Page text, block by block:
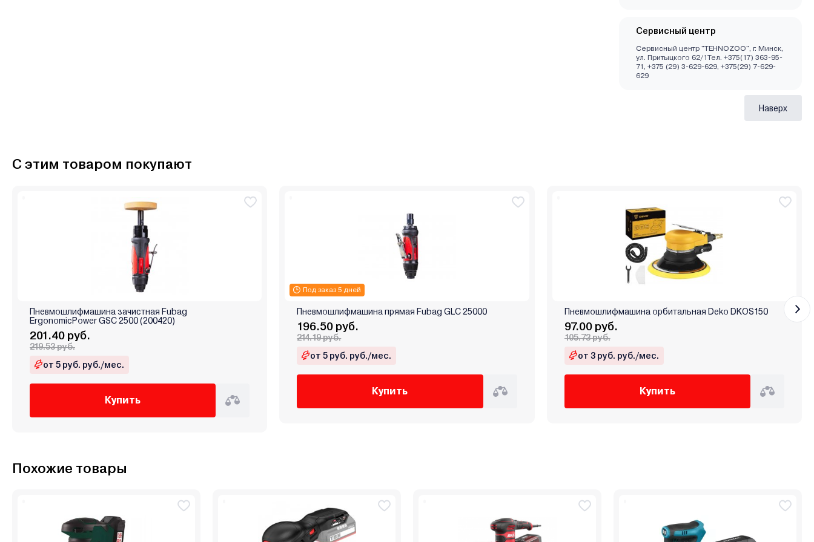
Сервисный центр
Сервисный центр "TEHNOZOO", г. Минск,
ул. Притыцкого 62/1Тел. +375(17) 363-95-
71, +375 (29) 3-629-629, +375(29) 7-629-
629
Наверх
С этим товаром покупают
Пневмошлифмашина зачистная Fubag
ErgonomicPower GSC 2500 (200420)
201.40 руб.
219.53 руб.
от 5 руб. руб./мес.
Купить
Под заказ 5 дней
Пневмошлифмашина прямая Fubag GLC 25000
196.50 руб.
214.19 руб.
от 5 руб. руб./мес.
Купить
Пневмошлифмашина орбитальная Deko DKOS150
97.00 руб.
105.73 руб.
от 3 руб. руб./мес.
Купить
Похожие товары